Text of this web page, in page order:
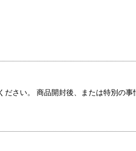
さい。 商品開封後、または特別の事